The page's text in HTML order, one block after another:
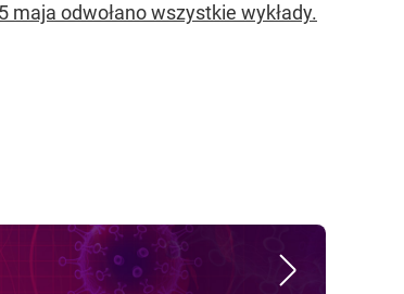
odwołano wszystkie wykłady.